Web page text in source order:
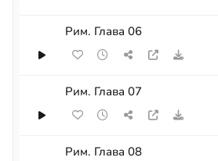
Рим. Глава 06
Рим. Глава 07
Рим. Глава 08